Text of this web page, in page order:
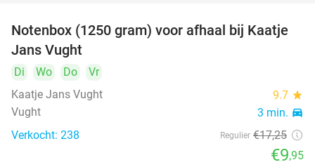
42%
Notenbox (1250 gram) voor afhaal bij Kaatje
Jans Vught
Di Wo Do
Vr
Kaatje Jans Vught
9.7 star
Vught 3 min. directions_car
Verkocht: 238 Regulier €17,25
€9,95